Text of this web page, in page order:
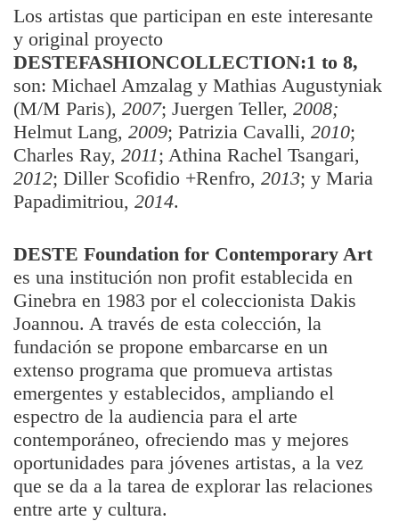
Los artistas que participan en este interesante
y original proyecto
DESTEFASHIONCOLLECTION:1 to 8,
son: Michael Amzalag y Mathias Augustyniak
(M/M Paris), 2007; Juergen Teller, 2008;
Helmut Lang, 2009; Patrizia Cavalli, 2010;
Charles Ray, 2011; Athina Rachel Tsangari,
2012; Diller Scofidio +Renfro, 2013; y Maria
Papadimitriou, 2014.
DESTE Foundation for Contemporary Art
es una institución non profit establecida en
Ginebra en 1983 por el coleccionista Dakis
Joannou. A través de esta colección, la
fundación se propone embarcarse en un
extenso programa que promueva artistas
emergentes y establecidos, ampliando el
espectro de la audiencia para el arte
contemporáneo, ofreciendo mas y mejores
oportunidades para jóvenes artistas, a la vez
que se da a la tarea de explorar las relaciones
entre arte y cultura.